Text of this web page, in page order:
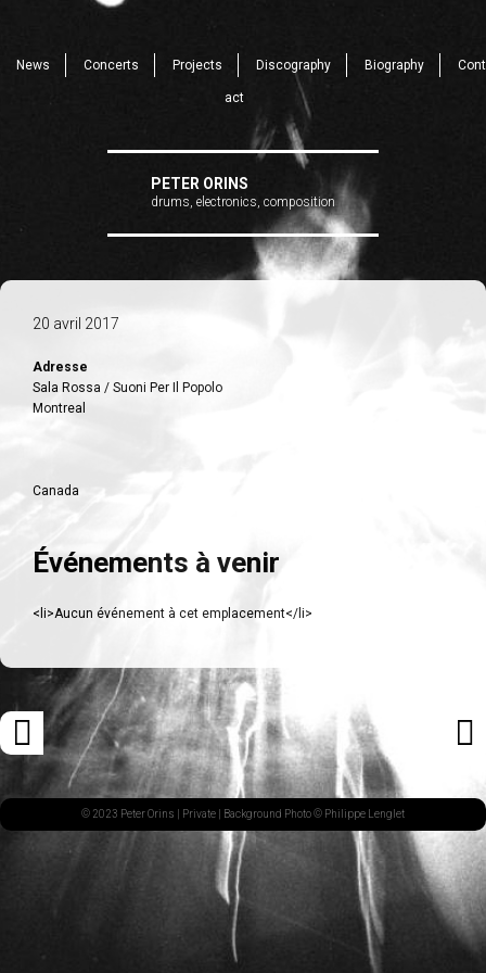
News Concerts Projects Discography Biography Cont
act
PETER ORINS
drums, electronics, composition
20 avril 2017
Adresse
Sala Rossa / Suoni Per Il Popolo
Montreal
Canada
Événements à venir
<li>Aucun événement à cet emplacement</li>
Navigation
des
articles
ARTICLE
PRÉCÉDENT© 2023 Peter Orins | Private | Background Photo © Philippe Lenglet